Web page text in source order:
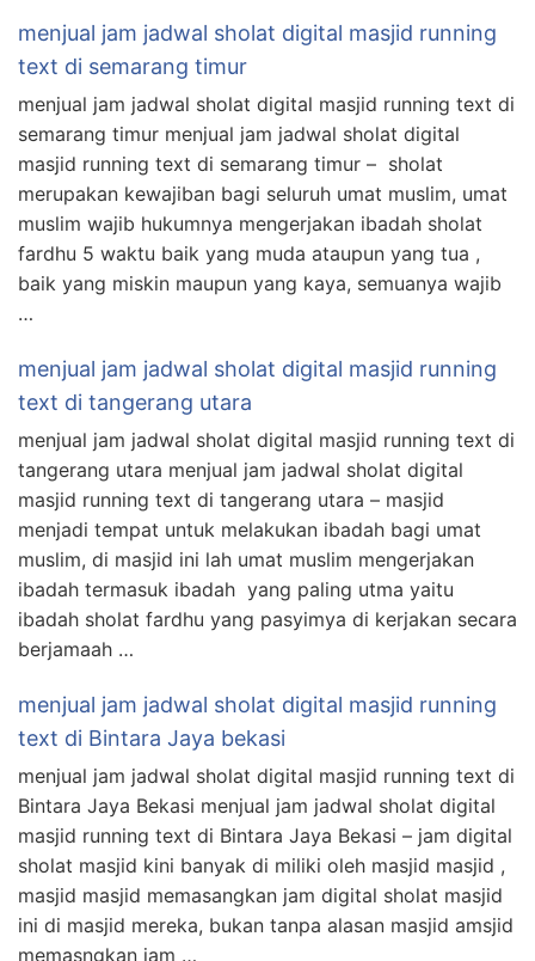
menjual jam jadwal sholat digital masjid running
text di semarang timur
menjual jam jadwal sholat digital masjid running text di
semarang timur menjual jam jadwal sholat digital
masjid running text di semarang timur – sholat
merupakan kewajiban bagi seluruh umat muslim, umat
muslim wajib hukumnya mengerjakan ibadah sholat
fardhu 5 waktu baik yang muda ataupun yang tua ,
baik yang miskin maupun yang kaya, semuanya wajib
…
menjual jam jadwal sholat digital masjid running
text di tangerang utara
menjual jam jadwal sholat digital masjid running text di
tangerang utara menjual jam jadwal sholat digital
masjid running text di tangerang utara – masjid
menjadi tempat untuk melakukan ibadah bagi umat
muslim, di masjid ini lah umat muslim mengerjakan
ibadah termasuk ibadah yang paling utma yaitu
ibadah sholat fardhu yang pasyimya di kerjakan secara
berjamaah …
menjual jam jadwal sholat digital masjid running
text di Bintara Jaya bekasi
menjual jam jadwal sholat digital masjid running text di
Bintara Jaya Bekasi menjual jam jadwal sholat digital
masjid running text di Bintara Jaya Bekasi – jam digital
sholat masjid kini banyak di miliki oleh masjid masjid ,
masjid masjid memasangkan jam digital sholat masjid
ini di masjid mereka, bukan tanpa alasan masjid amsjid
memasngkan jam …